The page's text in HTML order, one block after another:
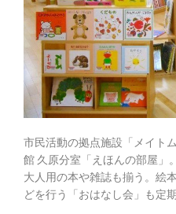
市民活動の拠点施設「メイト
館 久原分室「えほんの部屋」
大人用の本や雑誌も揃う。絵
どを行う「おはなし会」も定期